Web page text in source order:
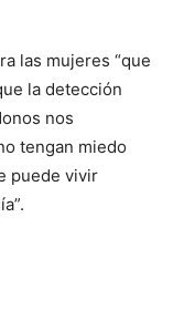
las mujeres “que
la detección
nos
tengan miedo
puede vivir
a día”.